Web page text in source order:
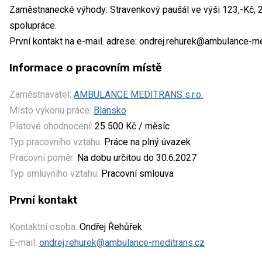
Zaměstnanecké výhody: Stravenkový paušál ve výši 123,-
spolupráce.
První kontakt na e-mail. adrese: ondrej.rehurek@ambulance-
Informace o pracovním místě
Zaměstnavatel: AMBULANCE MEDITRANS s.r.o.
Místo výkonu práce: Blansko
Platové ohodnocení: 25 500 Kč / měsíc
Typ pracovního vztahu: Práce na plný úvazek
Pracovní poměr: Na dobu určitou do 30.6.2027
Typ smluvního vztahu: Pracovní smlouva
První kontakt
Kontaktní osoba: Ondřej Řehůřek
E-mail: ondrej.rehurek@ambulance-meditrans.cz